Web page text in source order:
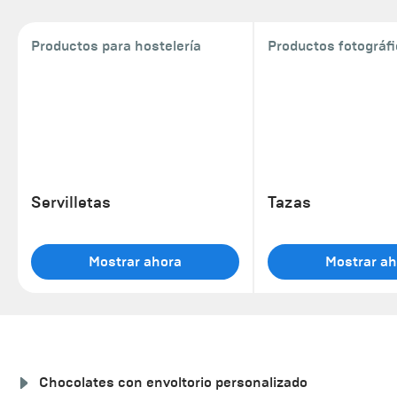
Productos para hostelería
Servilletas
Mostrar ahora
Productos
Tazas
Mostrar
Chocolates con envoltorio personalizado